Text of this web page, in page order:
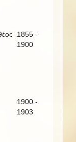
1855 -
1900
1900 -
1903